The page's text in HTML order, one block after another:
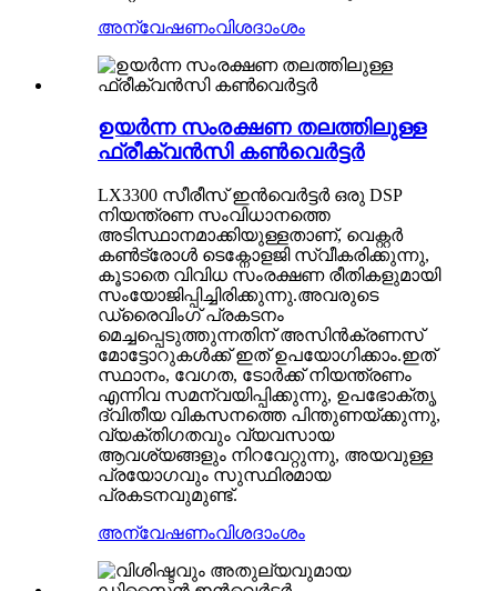
അന്വേഷണംവിശദാംശം
ഉയർന്ന സംരക്ഷണ തലത്തിലുള്ള
ഫ്രീക്വൻസി കൺവെർട്ടർ
LX3300 സീരീസ് ഇൻവെർട്ടർ ഒരു DSP
നിയന്ത്രണ സംവിധാനത്തെ
അടിസ്ഥാനമാക്കിയുള്ളതാണ്, വെക്റ്റർ
കൺട്രോൾ ടെക്നോളജി സ്വീകരിക്കുന്നു,
കൂടാതെ വിവിധ സംരക്ഷണ രീതികളുമായി
സംയോജിപ്പിച്ചിരിക്കുന്നു.അവരുടെ
ഡ്രൈവിംഗ് പ്രകടനം
മെച്ചപ്പെടുത്തുന്നതിന് അസിൻക്രണസ്
മോട്ടോറുകൾക്ക് ഇത് ഉപയോഗിക്കാം.ഇത്
സ്ഥാനം, വേഗത, ടോർക്ക് നിയന്ത്രണം
എന്നിവ സമന്വയിപ്പിക്കുന്നു, ഉപഭോക്തൃ
ദ്വിതീയ വികസനത്തെ പിന്തുണയ്ക്കുന്നു,
വ്യക്തിഗതവും വ്യവസായ
ആവശ്യങ്ങളും നിറവേറ്റുന്നു, അയവുള്ള
പ്രയോഗവും സുസ്ഥിരമായ
പ്രകടനവുമുണ്ട്.
അന്വേഷണംവിശദാംശം